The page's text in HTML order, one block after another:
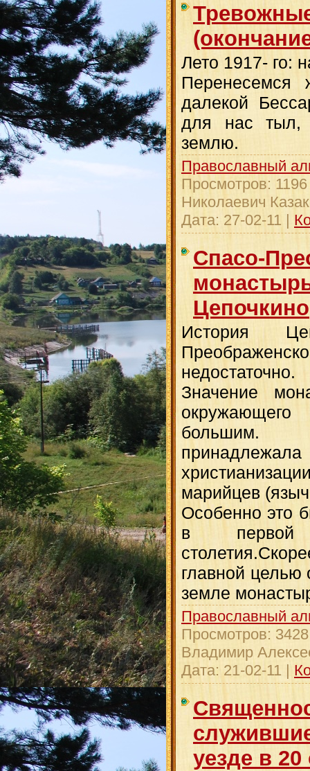
Лето 1917- го:
далекой
для нас тыл,
землю.
Православный
Просмотров: 1196
Николаевич
Дата: 27-02-11 |
Спасо-
Цепочкино
История
недостаточно.
Значение
большим.
марийцев
Особенно это
в первой
главной целью
земле
Православный
Просмотров: 3428
Владимир
Дата: 21-02-11 |
уезде в 20